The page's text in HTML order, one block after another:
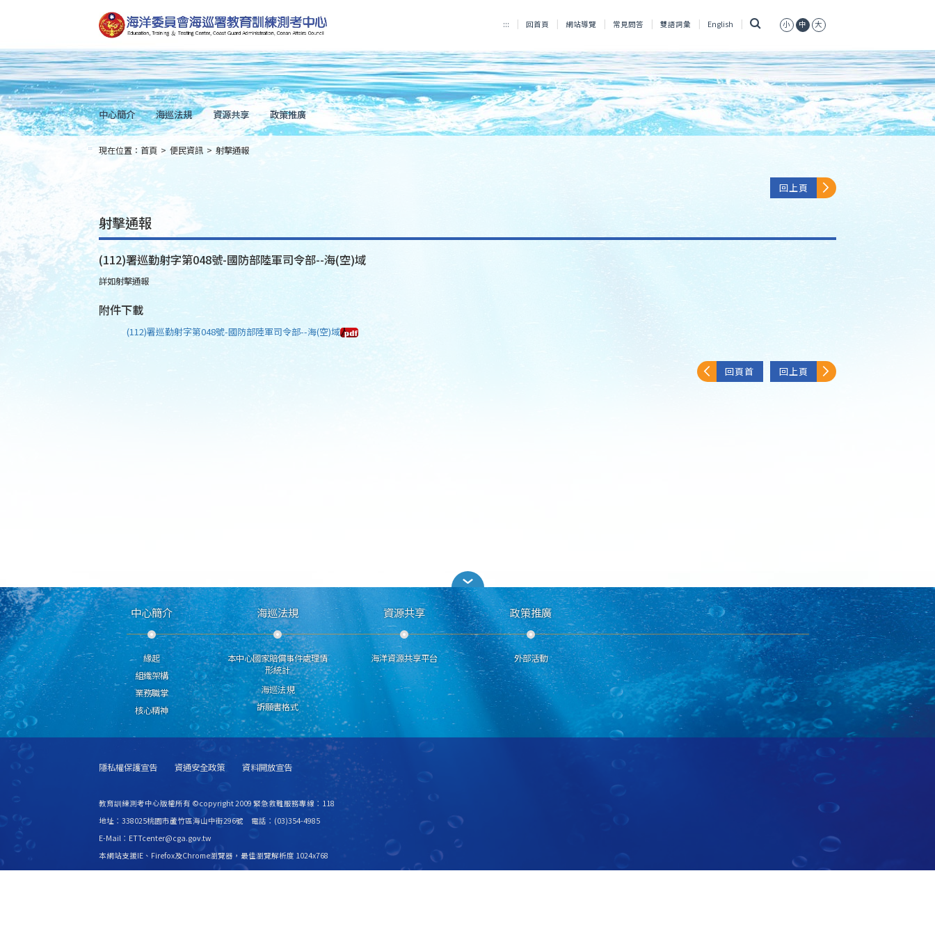
到
主
要
內
容
Skip
to
main
content
::: 回首頁 網站導覽 常見問答 雙語詞彙 English 小 中 大
中心簡介 海巡法規 資源共享 政策推廣
::: 現在位置： 首頁 > 便民資訊 > 射擊通報
回上頁
射擊通報
(112)署巡勤射字第048號-國防部陸軍司令部--海(空)域
詳如射擊通報
附件下載
(112)署巡勤射字第048號-國防部陸軍司令部--海(空)域
回頁首 回上頁
中心簡介
緣起
組織架構
業務職掌
核心精神
海巡法規
本中心國家賠償事件處理情
形統計
海巡法規
訴願書格式
資源共享
海洋資源共享平台
政策推廣
外部活動
隱私權保護宣告 資通安全政策 資料開放宣告
教育訓練測考中心版權所有 ©copyright 2009 緊急救難服務專線：118
地址：338025桃園市蘆竹區海山中街296號 電話：(03)354-4985
E-Mail：ETTcenter@cga.gov.tw
本網站支援IE、Firefox及Chrome瀏覽器，最佳瀏覽解析度 1024x768
更新日期115年08月07日 瀏覽人次2528928